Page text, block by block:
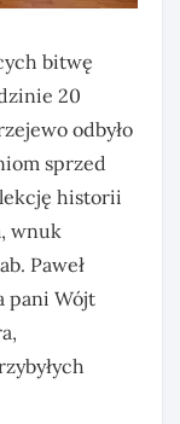
bitwę
20
odbyło
sprzed
historii
wnuk
Paweł
pani Wójt